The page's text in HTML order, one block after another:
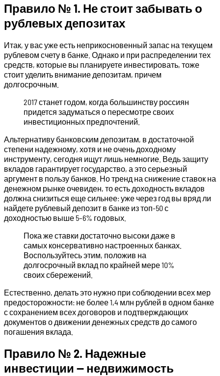
Правило № 1. Не стоит забывать о
рублевых депозитах
Итак, у вас уже есть неприкосновенный запас на текущем
рублевом счету в банке. Однако и при распределении тех
средств, которые вы планируете инвестировать, тоже
стоит уделить внимание депозитам, причем
долгосрочным.
2017 станет годом, когда большинству россиян
придется задуматься о пересмотре своих
инвестиционных предпочтений.
Альтернативу банковским депозитам, в достаточной
степени надежному, хотя и не очень доходному
инструменту, сегодня ищут лишь немногие. Ведь защиту
вкладов гарантирует государство, а это серьезный
аргумент в пользу банков. Но тренд на снижение ставок на
денежном рынке очевиден, то есть доходность вкладов
должна снизиться еще сильнее: уже через год вы вряд ли
найдете рублевый депозит в банке из топ-50 с
доходностью выше 5–6% годовых.
Пока же ставки достаточно высоки даже в
самых консервативно настроенных банках.
Воспользуйтесь этим, положив на
долгосрочный вклад по крайней мере 10%
своих сбережений.
Естественно, делать это нужно при соблюдении всех мер
предосторожности: не более 1,4 млн рублей в одном банке
с сохранением всех договоров и подтверждающих
документов о движении денежных средств до самого
погашения вклада.
Правило № 2. Надежные
инвестиции — недвижимость